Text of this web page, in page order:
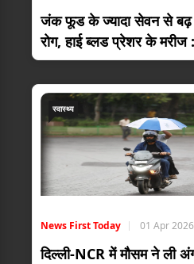
जंक फूड के ज्यादा सेवन से बढ़
रोग, हाई ब्लड प्रेशर के मरीज :
स्वास्थ्य
News First Today 01 Apr 2026
दिल्ली-NCR में मौसम ने ली